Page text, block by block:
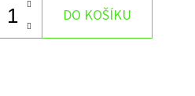
DO KOŠÍKU